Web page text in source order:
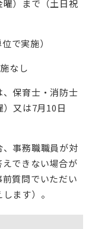
）まで（土日祝
で実施）
なし
、保育士・消防士
又は7月10日
、事務職職員が対
できない場合が
質問でいただい
ます）。